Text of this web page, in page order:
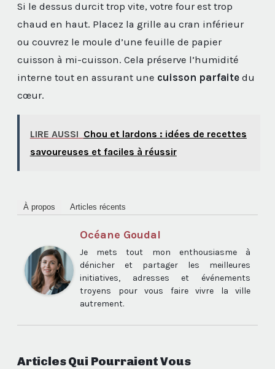
Si le dessus durcit trop vite, votre four est trop
chaud en haut. Placez la grille au cran inférieur
ou couvrez le moule d’une feuille de papier
cuisson à mi-cuisson. Cela préserve l’humidité
interne tout en assurant une cuisson parfaite du
cœur.
LIRE AUSSI Chou et lardons : idées de recettes
savoureuses et faciles à réussir
À propos Articles récents
Océane Goudal
Je mets tout mon enthousiasme à
dénicher et partager les meilleures
initiatives, adresses et événements
troyens pour vous faire vivre la ville
autrement.
Articles Qui Pourraient Vous